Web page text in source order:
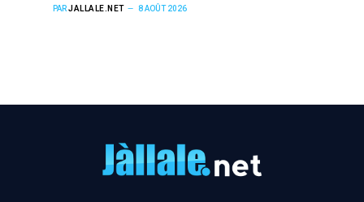
PARJALLALE.NET 8 AOÛT 2026